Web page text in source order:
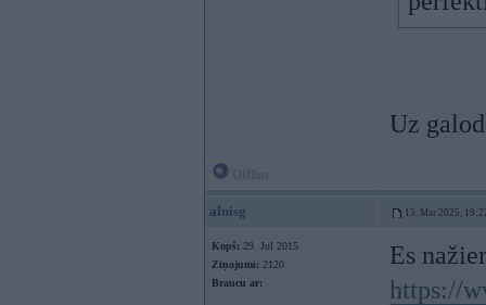
Uz
alnisg 15. Mar 2025,
Kopš: 29. Jul 2015
Ziņojumi: 2120
Braucu ar:
Es
https://